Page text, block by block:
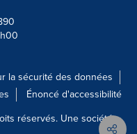
la sécurité des données
Énoncé d'accessibilité
réservés. Une société